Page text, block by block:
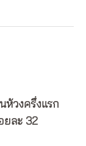
ห้วงครึ่งแรก
ยละ 32